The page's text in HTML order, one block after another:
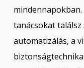
tanácsokat
automatizálás, a